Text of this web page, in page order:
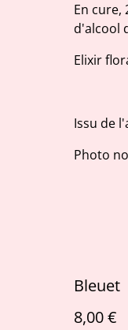
En cure,
d'alcool
Elixir
Issu de
Photo
Bleuet
8,00 €